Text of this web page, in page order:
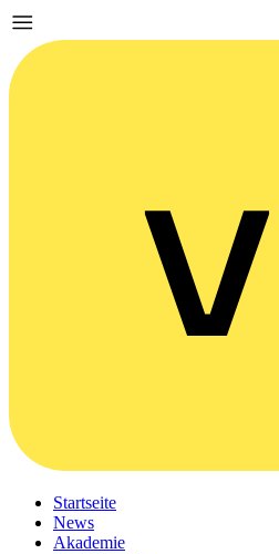
Startseite
News
Akademie